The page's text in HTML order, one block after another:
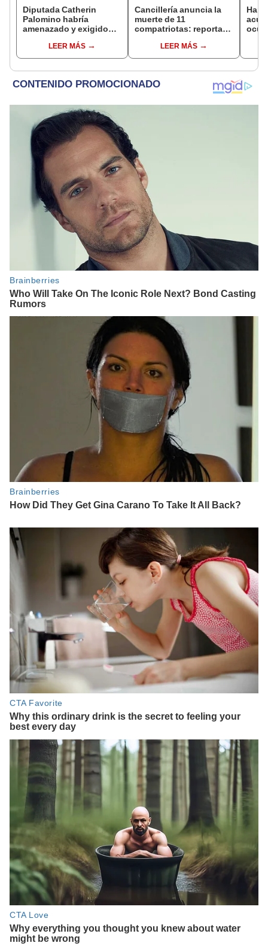
Diputada Catherin
Palomino habría
amenazado y exigido
Pedro Castillo tras
insultarlos por
LEER MÁS
Cancillería anuncia la
muerte de 11
compatriotas: reportan
capturados por Ucrania
LEER MÁS
PNP